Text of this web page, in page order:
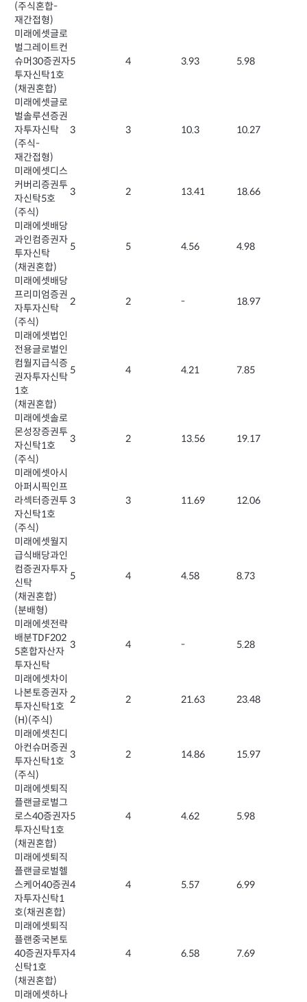
(주식혼합-
재간접형)
미래에셋글로
벌그레이트컨
슈머30증권자
투자신탁1호
(채권혼합)
5 4 3.93 5.98
미래에셋글로
벌솔루션증권
자투자신탁
(주식-
재간접형)
3 3 10.3 10.27
미래에셋디스
커버리증권투
자신탁5호
(주식)
3 2 13.41 18.66
미래에셋배당
과인컴증권자
투자신탁
(채권혼합)
5 5 4.56 4.98
미래에셋배당
프리미엄증권
자투자신탁
(주식)
2 2 - 18.97
미래에셋법인
전용글로벌인
컴월지급식증
권자투자신탁
1호
(채권혼합)
5 4 4.21 7.85
미래에셋솔로
몬성장증권투
자신탁1호
(주식)
3 2 13.56 19.17
미래에셋아시
아퍼시픽인프
라섹터증권투
자신탁1호
(주식)
3 3 11.69 12.06
미래에셋월지
급식배당과인
컴증권자투자
신탁
(채권혼합)
(분배형)
5 4 4.58 8.73
미래에셋전략
배분TDF202
5혼합자산자
투자신탁
3 4 - 5.28
미래에셋차이
나본토증권자
투자신탁1호
(H)(주식)
2 2 21.63 23.48
미래에셋친디
아컨슈머증권
투자신탁1호
(주식)
3 2 14.86 15.97
미래에셋퇴직
플랜글로벌그
로스40증권자
투자신탁1호
(채권혼합)
5 4 4.62 5.98
미래에셋퇴직
플랜글로벌헬
스케어40증권
자투자신탁1
호(채권혼합)
4 4 5.57 6.99
미래에셋퇴직
플랜중국본토
40증권자투자
신탁1호
(채권혼합)
4 4 6.58 7.69
미래에셋하나